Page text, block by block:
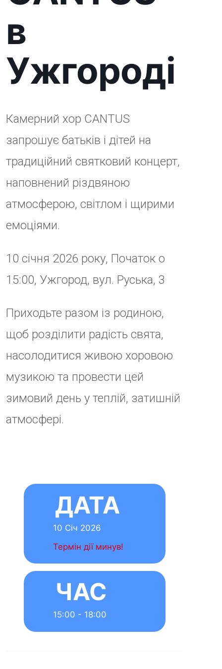
запрошує батьків і дітей на
традиційний святковий концерт,
наповнений різдвяною
атмосферою, світлом і щирими
емоціями.
15:00,Ужгород, вул. Руська, 3
Приходьте разом із родиною,
щоб розділити радість свята,
насолодитися живою хоровою
музикою та провести цей
зимовий день у теплій, затишній
ДАТА
10 Січ 2026
ЧАС
15:00 - 18:00
Залишити
відповідь
Ваша e-mail адреса
оприлюднюватимет